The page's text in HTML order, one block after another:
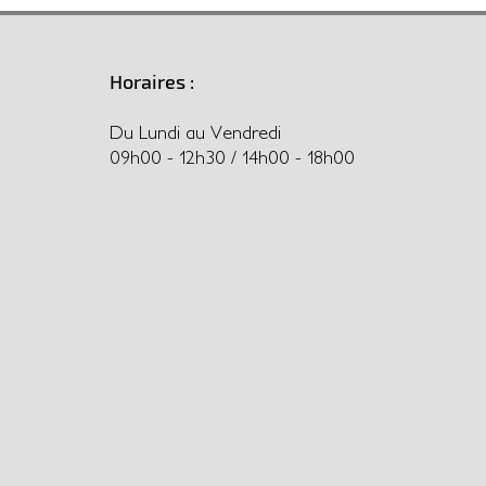
Horaires :
Du Lundi au Vendredi
09h00 - 12h30 / 14h00 - 18h00